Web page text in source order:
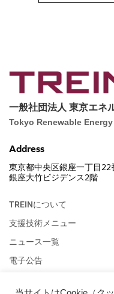
一般社団法人 東京エネ
Tokyo Renewable
Address
東京都中央区銀座一丁目22
銀座大竹ビジデンス2階
TREINについて
支援技術メニュー
ニュース一覧
電子公告